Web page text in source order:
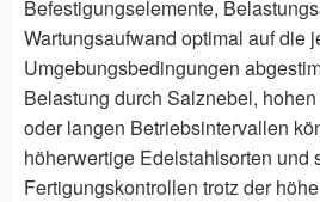
Befestigungselemente,
Wartungsaufwand optimal auf die
Umgebungsbedingungen
Belastung durch Salznebel,
oder langen Betriebsintervallen
höherwertige Edelstahlsorten und
Fertigungskontrollen trotz der